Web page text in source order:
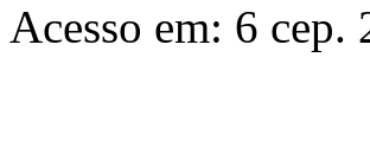
Acesso em: 6 сер.